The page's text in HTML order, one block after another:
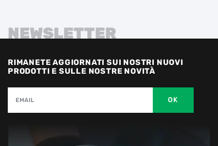
NEWSLETTER
RIMANETE AGGIORNATI SUI NOSTRI NUOVI
PRODOTTI E SULLE NOSTRE NOVITÀ
EMAIL OK